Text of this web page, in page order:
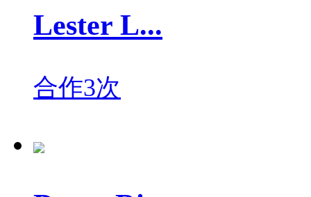
Lester L...
合作3次